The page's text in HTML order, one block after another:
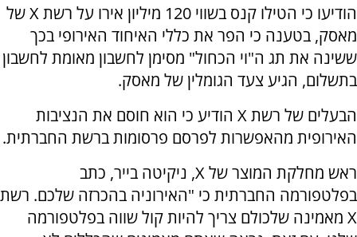
הודיעו כי הטילו קנס בשווי 120 מיליון אירו על רשת
Xשל
מאסק, בטענה כי הפר את כללי האיחוד האירופי בכך
ששינה את תג ה"וי הכחול" מסימן לחשבון מאומת לחשבון
בתשלום, הגיע צעד הגומלין של מאסק.
הבעלים של רשתX הודיע כי הוא חוסם את הנציבות
האירופית מהאפשרות לפרסם פרסומות ברשת החברתית.
ראש מחלקת המוצר שלX, ניקיטה בייר, כתב
בפלטפורמה החברתית כי "האירוניה בהכרזה שלכם. רשת
X מאמינה שלכולם צריך להיות קול שווה בפלטפורמה